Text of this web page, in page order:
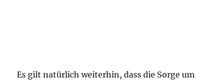
Es gilt natürlich weiterhin, dass die Sorge um